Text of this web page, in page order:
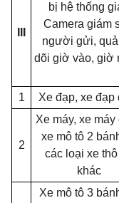
bị hệ thống
Camera giám
người gửi,
dõi giờ vào, giờ
1
Xe đạp, xe đạp
2
Xe máy, xe máy
xe mô tô 2
các loại xe
khác
Xe mô tô 3